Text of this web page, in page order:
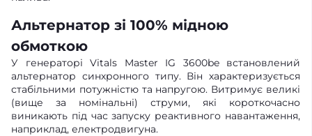
Альтернатор зі 100% мідною
обмоткою
У генераторі Vitals Master IG 3600be встановлений
альтернатор синхронного типу. Він характеризується
стабільними потужністю та напругою. Витримує великі
(вище за номінальні) струми, які короткочасно
виникають під час запуску реактивного навантаження,
наприклад, електродвигуна.